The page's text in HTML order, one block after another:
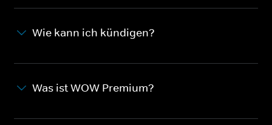
Wie kann ich kündigen?
Was ist WOW Premium?